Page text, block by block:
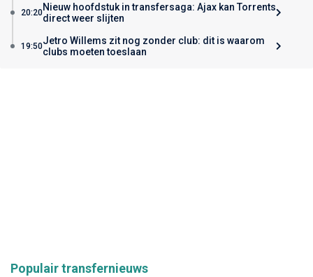
20:20Nieuw hoofdstuk in transfersaga: Ajax kan Torrents
direct weer slijten
19:50Jetro Willems zit nog zonder club: dit is waarom
clubs moeten toeslaan
Populair transfernieuws